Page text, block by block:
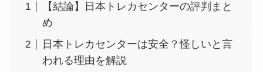
【結論】日本トレカセンターの評判まと
め
日本トレカセンターは安全？怪しいと言
われる理由を解説